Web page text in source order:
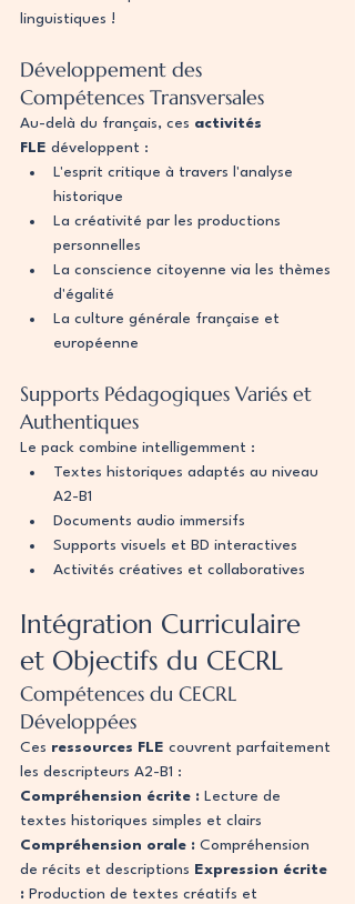
linguistiques !
Développement des
Compétences Transversales
Au-delà du français, ces activités
FLE développent :
L'esprit critique à travers l'analyse
historique
La créativité par les productions
personnelles
La conscience citoyenne via les thèmes
d'égalité
La culture générale française et
européenne
Supports Pédagogiques Variés et
Authentiques
Le pack combine intelligemment :
Textes historiques adaptés au niveau
A2-B1
Documents audio immersifs
Supports visuels et BD interactives
Activités créatives et collaboratives
Intégration Curriculaire
et Objectifs du CECRL
Compétences du CECRL
Développées
Ces ressources FLE couvrent parfaitement
les descripteurs A2-B1 :
Compréhension écrite : Lecture de
textes historiques simples et clairs
Compréhension orale : Compréhension
de récits et descriptions Expression écrite
: Production de textes créatifs et